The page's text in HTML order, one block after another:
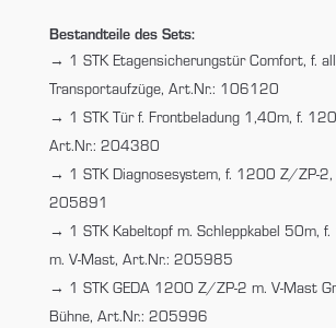
Bestandteile des Sets:
1 STK Etagensicherungstür Comfort, f.
Transportaufzüge, Art.Nr.: 106120
1 STK Tür f. Frontbeladung 1,40m, f.
Art.Nr.: 204380
1 STK Diagnosesystem, f. 1200 Z/ZP-
205891
1 STK Kabeltopf m. Schleppkabel 50m,
m. V-Mast, Art.Nr.: 205985
1 STK GEDA 1200 Z/ZP-2 m. V-Mast
Bühne, Art.Nr.: 205996